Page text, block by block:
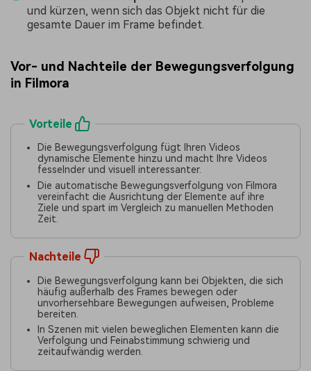
und kürzen, wenn sich das Objekt nicht für die
gesamte Dauer im Frame befindet.
Vor- und Nachteile der Bewegungsverfolgung
in Filmora
Vorteile
Die Bewegungsverfolgung fügt Ihren Videos
dynamische Elemente hinzu und macht Ihre Videos
fesselnder und visuell interessanter.
Die automatische Bewegungsverfolgung von Filmora
vereinfacht die Ausrichtung der Elemente auf ihre
Ziele und spart im Vergleich zu manuellen Methoden
Zeit.
Nachteile
Die Bewegungsverfolgung kann bei Objekten, die sich
häufig außerhalb des Frames bewegen oder
unvorhersehbare Bewegungen aufweisen, Probleme
bereiten.
In Szenen mit vielen beweglichen Elementen kann die
Verfolgung und Feinabstimmung schwierig und
zeitaufwändig werden.